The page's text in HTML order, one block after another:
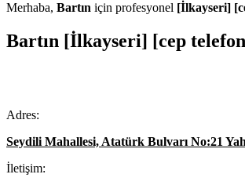
Merhaba, Bartın için profesyonel [İlkayseri]
Bartın [İlkayseri] [cep
Adres:
Seydili Mahallesi, Atatürk Bulvarı No:21
İletişim: